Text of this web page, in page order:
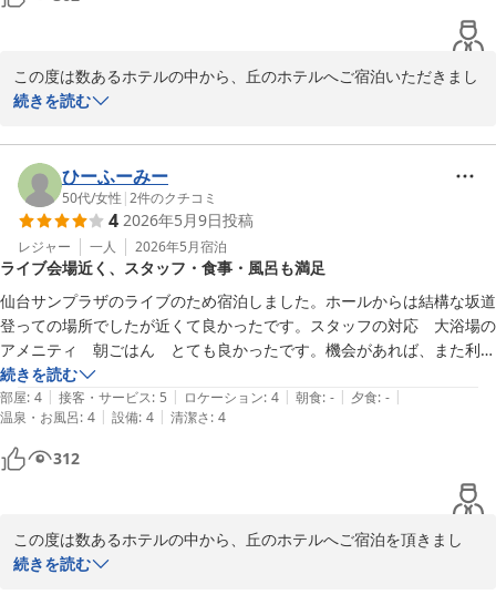
この度は数あるホテルの中から、丘のホテルへご宿泊いただきまし
て、誠にありがとうございます。
当ホテルの大浴場は、２４時間何度でもご利用可能となっておりま
すのが、ごゆっくりとお過ごしいただけたようで何よりでございま
す。
チェックイン・チェックアウトの際には仙台駅東口までの送迎サー
ビスもございますので、機会がございましたら是非ご利用ください
ませ。
お客様からは、貴重なご意見を頂戴し大変有難く存じます。これか
らも更なるサ－ビスの向上に邁進して参りますので、また機会がご
ざいましたら、足をお運びくださいますようお願い申し上げます。
お客様のまたのご利用をスタッフ一同、心よりお待ちしておりま
す。
お忙しい中、クチコミをお寄せいただき誠にありがとうございまし
た。
続きを読む
ひーふーみー
50代/女性 |2件のクチコミ
4 2026年5月9日投稿
レジャー 一人 2026年5月宿泊
ライブ会場近く、スタッフ・食事・風呂も満足
仙台サンプラザのライブのため宿泊しました。ホールからは結構な坂道
登っての場所でしたが近くて良かったです。スタッフの対応　大浴場の
アメニティ　朝ごはん　とても良かったです。機会があれば、また利用
したいです。
続きを読む
部屋: 4 | 接客・サービス: 5 | ロケーション: 4 | 朝食: - | 夕食: - |
温泉・お風呂: 4 | 設備: 4 | 清潔さ: 4
312
この度は数あるホテルの中から、丘のホテルへご宿泊を頂きまし
て、誠にありがとうございました。
続きを読む